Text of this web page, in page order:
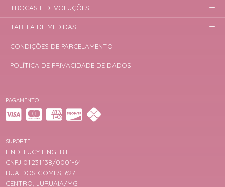
PAGAMENTO
SUPORTE
LINDELUCY LINGERIE
CNPJ 01.231.138/0001-64
RUA DOS GOMES, 627
CENTRO, JURUAIA/MG
TROCAS E DEVOLUÇÕES
TABELA DE MEDIDAS
CONDIÇÕES DE PARCELAMENTO
POLÍTICA DE PRIVACIDADE DE DADOS